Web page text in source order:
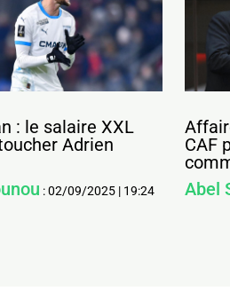
: le salaire XXL
Adrien
:02/09/2025| 19:24
CAF
Abel